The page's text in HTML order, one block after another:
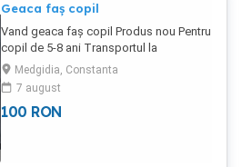
Geaca faș copil
Vand geaca faș copil Produs nou Pentru
copil de 5-8 ani Transportul la
cumparator
Medgidia, Constanta
7 august
100 RON